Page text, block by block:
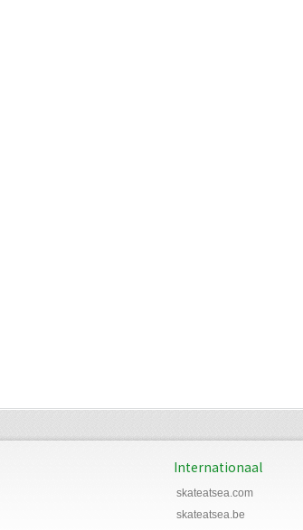
Internationaal
skateatsea.com
skateatsea.be